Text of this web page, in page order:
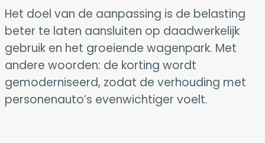
Het doel van de aanpassing is de belasting
beter te laten aansluiten op daadwerkelijk
gebruik en het groeiende wagenpark. Met
andere woorden: de korting wordt
gemoderniseerd, zodat de verhouding met
personenauto’s evenwichtiger voelt.